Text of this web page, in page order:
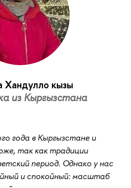
Хандулло кызы
из Кыргызстана
года в Кыргызстане и
так как традиции
период. Однако у нас
и спокойный: масштаб